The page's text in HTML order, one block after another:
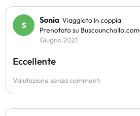
Sonia Viaggiato in coppia
Prenotato su Buscounchollo.com
Giugno 2021
Eccellente
Valutazione senza commenti